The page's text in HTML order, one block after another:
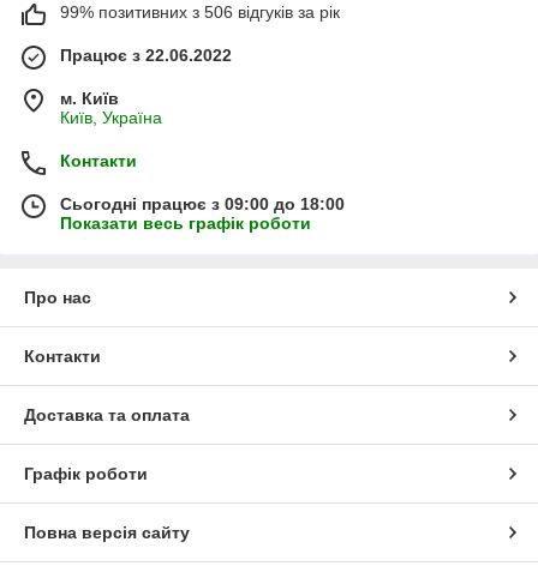
99% позитивних з 506 відгуків за рік
Працює з 22.06.2022
м. Київ
Київ, Україна
Контакти
Сьогодні працює з 09:00 до 18:00
Показати весь графік роботи
Про нас
Контакти
Доставка та оплата
Графік роботи
Повна версія сайту